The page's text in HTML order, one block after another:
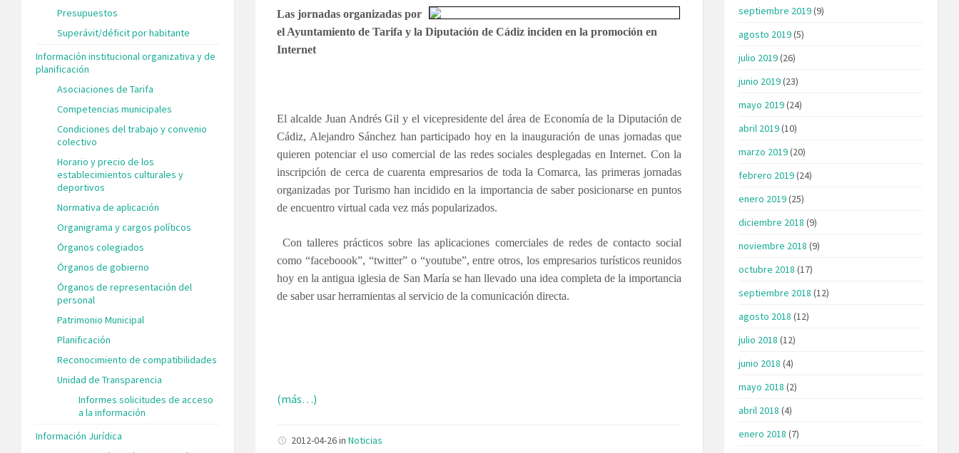
Las jornadas organizadas por
el Ayuntamiento de Tarifa y la Diputación de Cádiz inciden en la promoción en
Internet
El alcalde Juan Andrés Gil y el vicepresidente del área de Economía de la Diputación de
Cádiz, Alejandro Sánchez han participado hoy en la inauguración de unas jornadas que
quieren potenciar el uso comercial de las redes sociales desplegadas en Internet. Con la
inscripción de cerca de cuarenta empresarios de toda la Comarca, las primeras jornadas
organizadas por Turismo han incidido en la importancia de saber posicionarse en puntos
de encuentro virtual cada vez más popularizados.
Con talleres prácticos sobre las aplicaciones comerciales de redes de contacto social
como “faceboook”, “twitter” o “youtube”, entre otros, los empresarios turísticos reunidos
hoy en la antigua iglesia de San María se han llevado una idea completa de la importancia
de saber usar herramientas al servicio de la comunicación directa.
(más…)
2012-04-26inNoticias
Presupuestos
Superávit/déficit por habitante
Información institucional organizativa y de
planificación
Asociaciones de Tarifa
Competencias municipales
Condiciones del trabajo y convenio
colectivo
Horario y precio de los
establecimientos culturales y
deportivos
Normativa de aplicación
Organigrama y cargos políticos
Órganos colegiados
Órganos de gobierno
Órganos de representación del
personal
Patrimonio Municipal
Planificación
Reconocimiento de compatibilidades
Unidad de Transparencia
Informes solicitudes de acceso
a la información
Información Jurídica
septiembre 2019(9)
agosto 2019(5)
julio 2019(26)
junio 2019(23)
mayo 2019(24)
abril 2019(10)
marzo 2019(20)
febrero 2019(24)
enero 2019(25)
diciembre 2018 (9)
noviembre 2018 (9)
octubre 2018 (17)
septiembre 2018 (12)
agosto 2018 (12)
julio 2018 (12)
junio 2018 (4)
mayo 2018 (2)
abril 2018 (4)
enero 2018 (7)